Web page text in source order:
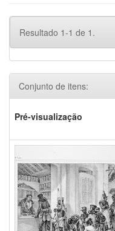
Resultado 1-1 de 1.
Conjunto de itens:
Pré-visualização